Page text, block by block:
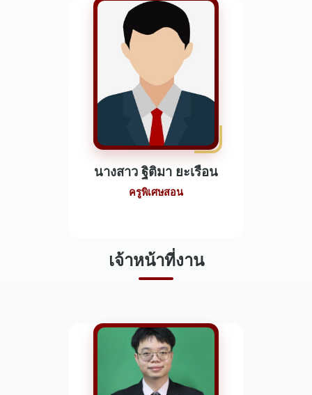
นางสาว ฐิติมา ยะเรือน
ครูพิเศษสอน
เจ้าหน้าที่งาน